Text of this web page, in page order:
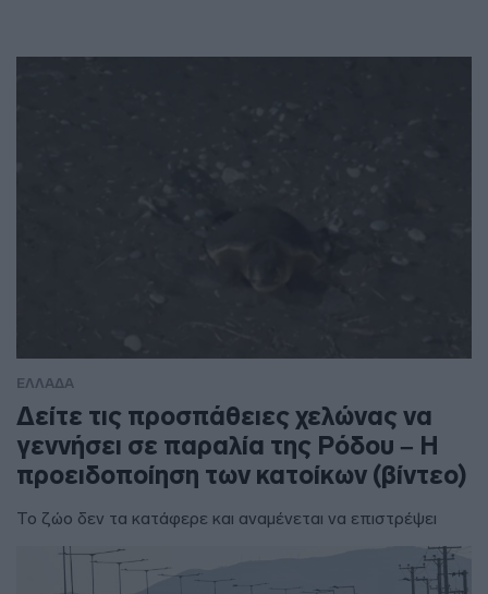
ΕΛΛΑΔΑ
Δείτε τις προσπάθειες χελώνας να
γεννήσει σε παραλία της Ρόδου – Η
προειδοποίηση των κατοίκων (βίντεο)
Το ζώο δεν τα κατάφερε και αναμένεται να επιστρέψει